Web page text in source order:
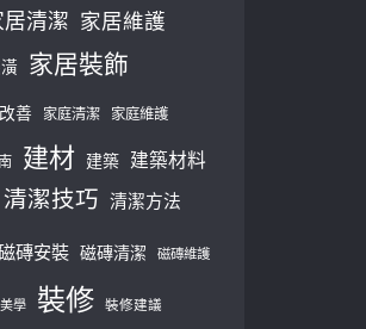
居清潔 家居維護
家居裝飾
善 家庭清潔 家庭維護
建材 建築 建築材料
清潔技巧 清潔方法
磚安裝 磁磚清潔 磁磚維護
美學 裝修 裝修建議